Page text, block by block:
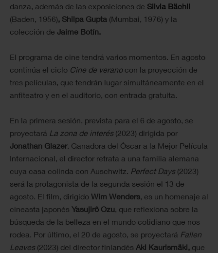
danza, además de las exposiciones de Silvia Bächli
(Baden, 1956), Shilpa Gupta (Mumbai, 1976) y la
colección de Jaime Botín.
El programa de cine tendrá varios momentos. En agosto
continúa el ciclo Cine de veranocon la proyección de
tres películas, que tendrán lugar simultáneamente en el
anfiteatro y en el auditorio, con entrada gratuita.
En la primera sesión, prevista para el 6 de agosto, se
proyectará La zona de interés(2023) dirigida por
Jonathan Glazer. Ganadora del Óscar a la Mejor Película
Internacional, el director retrata a una familia alemana
cuya casa colinda con Auschwitz. Perfect Days(2023)
será la protagonista de la segunda sesión el 13 de
agosto. El film, dirigido Wim Wenders, es un homenaje al
cineasta japonés Yasujirô Ozu, que reflexiona sobre la
búsqueda de la belleza en el mundo cotidiano que nos
rodea. Por último, el 20 de agosto, se proyectará Fallen
Leaves(2023) del director finlandés Aki Kaurismäki, que